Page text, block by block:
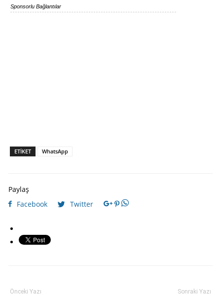
Sponsorlu Bağlantılar
ETIKET WhatsApp
Paylaş
Facebook
Twitter
Önceki Yazı Sonraki Yazı